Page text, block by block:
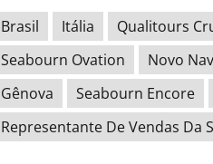
Brasil Itália Qualitours
Seabourn Ovation
Novo
Gênova
Seabourn Encore
Representante De Vendas Da